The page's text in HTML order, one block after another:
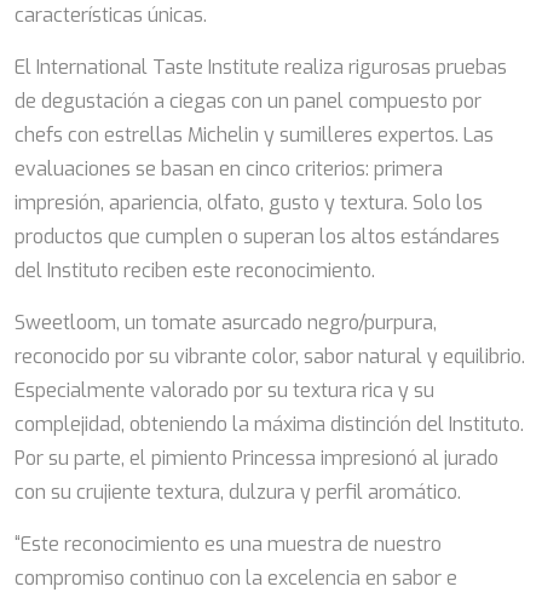
características únicas.
El International Taste Institute realiza rigurosas pruebas
de degustación a ciegas con un panel compuesto por
chefs con estrellas Michelin y sumilleres expertos. Las
evaluaciones se basan en cinco criterios: primera
impresión, apariencia, olfato, gusto y textura. Solo los
productos que cumplen o superan los altos estándares
del Instituto reciben este reconocimiento.
Sweetloom, un tomate asurcado negro/purpura,
reconocido por su vibrante color, sabor natural y equilibrio.
Especialmente valorado por su textura rica y su
complejidad, obteniendo la máxima distinción del Instituto.
Por su parte, el pimiento Princessa impresionó al jurado
con su crujiente textura, dulzura y perfil aromático.
“Este reconocimiento es una muestra de nuestro
compromiso continuo con la excelencia en sabor e